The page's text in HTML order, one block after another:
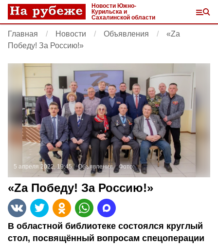
Новости Южно-
Курильска и
Сахалинской области
Главная Новости Объявления
«Zа
Победу! За Россию!»
5 апреля 2022, 19:45 Объявления Фото:
«Zа Победу! За Россию!»
В областной библиотеке состоялся круглый
стол, посвящённый вопросам спецоперации